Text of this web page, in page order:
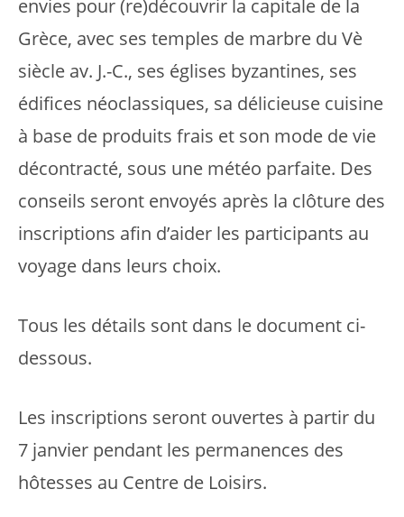
envies pour (re)découvrir la capitale de la
Grèce, avec ses temples de marbre du Vè
siècle av. J.-C., ses églises byzantines, ses
édifices néoclassiques, sa délicieuse cuisine
à base de produits frais et son mode de vie
décontracté, sous une météo parfaite. Des
conseils seront envoyés après la clôture des
inscriptions afin d’aider les participants au
voyage dans leurs choix.
Tous les détails sont dans le document ci-
dessous.
Les inscriptions seront ouvertes à partir du
7 janvier pendant les permanences des
hôtesses au Centre de Loisirs.